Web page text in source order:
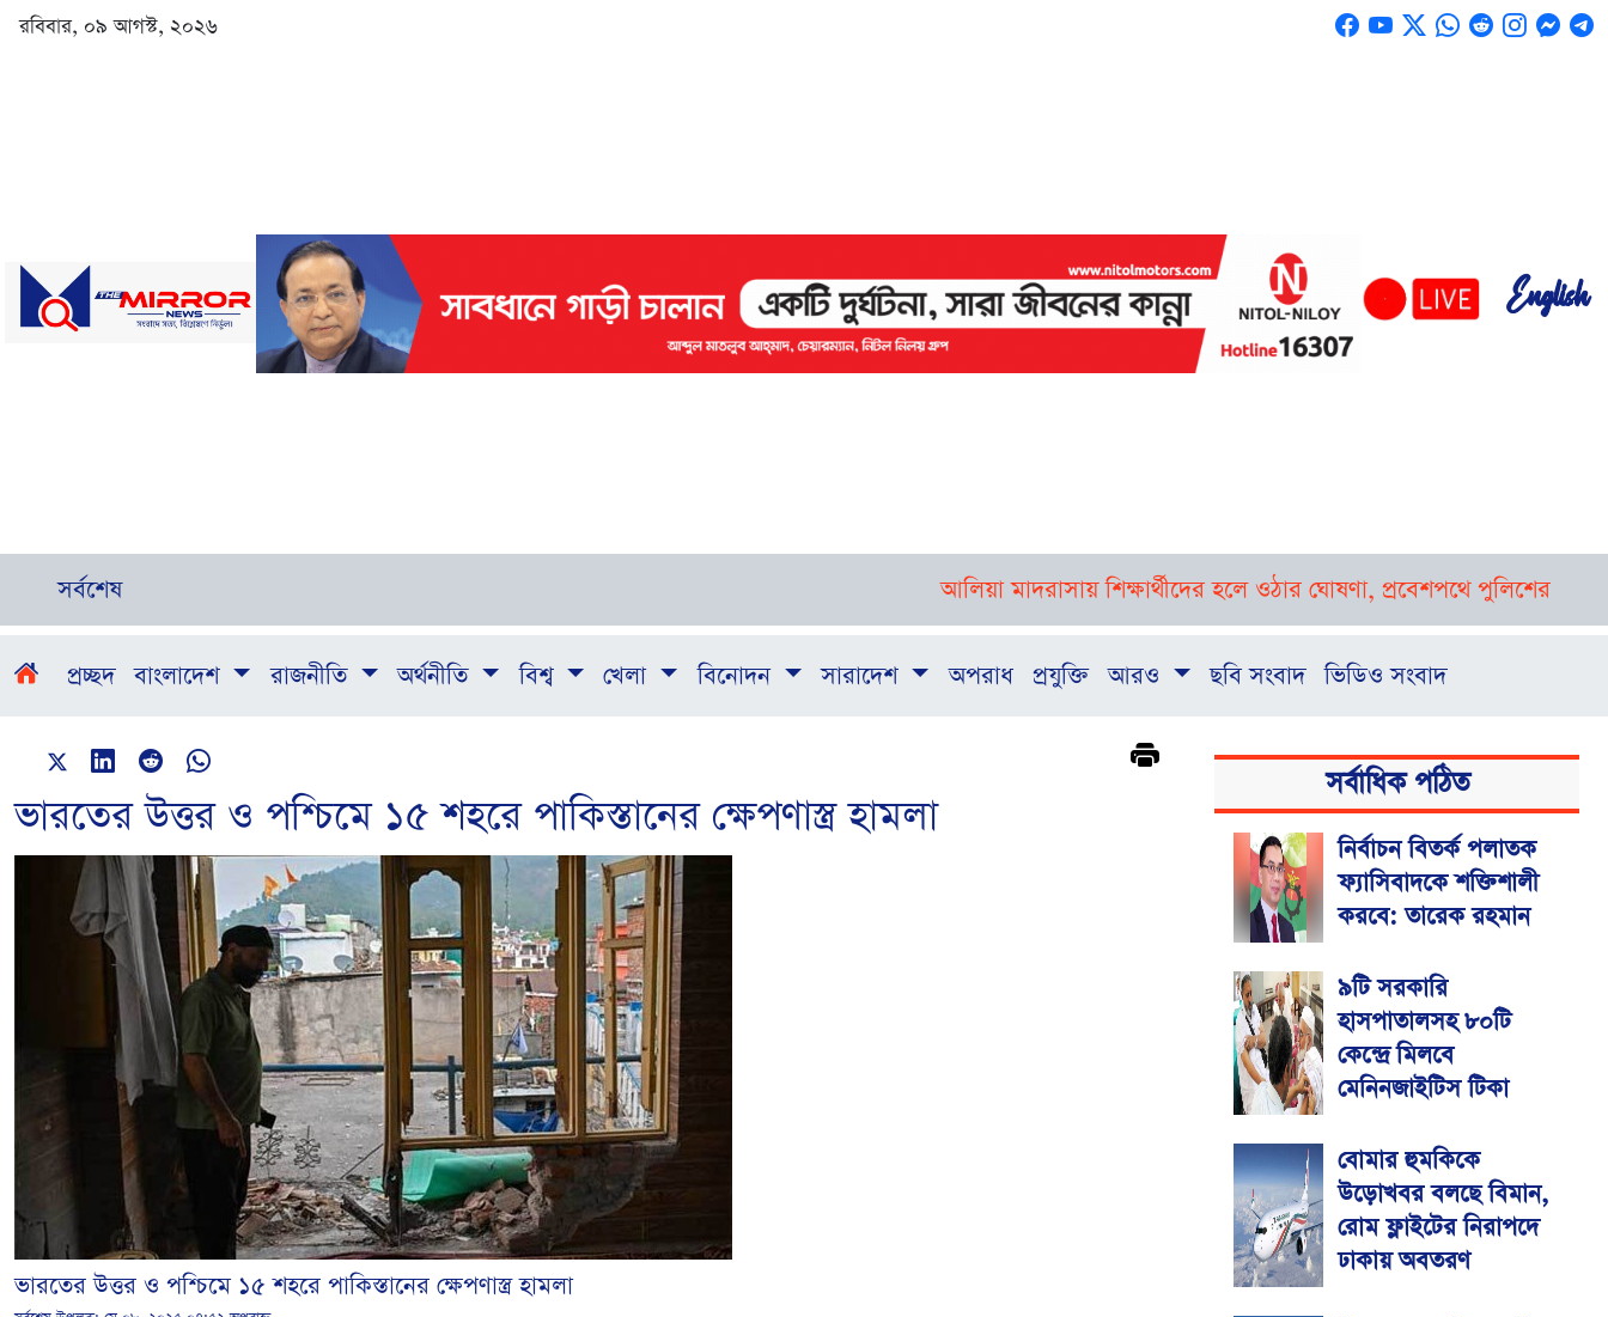
রবিবার, ০৯ আগস্ট, ২০২৬
English
সর্বশেষ আলিয়া মাদরাসায় শিক্ষার্থীদের হলে ওঠার ঘোষণা, প্রবেশপথে পুলিশের ব্যারিকেড
প্রচ্ছদ বাংলাদেশ রাজনীতি অর্থনীতি বিশ্ব খেলা বিনোদন সারাদেশ অপরাধ প্রযুক্তি আরও ছবি সংবাদ ভিডিও সংবাদ
ভারতের উত্তর ও পশ্চিমে ১৫ শহরে পাকিস্তানের ক্ষেপণাস্ত্র হামলা
ভারতের উত্তর ও পশ্চিমে ১৫ শহরে পাকিস্তানের ক্ষেপণাস্ত্র হামলা
সর্বাধিক পঠিত
নির্বাচন বিতর্ক পলাতক
ফ্যাসিবাদকে শক্তিশালী
করবে: তারেক রহমান
৯টি সরকারি
হাসপাতালসহ ৮০টি
কেন্দ্রে মিলবে
মেনিনজাইটিস টিকা
বোমার হুমকিকে
উড়োখবর বলছে বিমান,
রোম ফ্লাইটের নিরাপদে
ঢাকায় অবতরণ